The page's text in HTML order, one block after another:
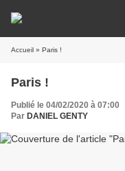
Accueil » Paris !
Paris !
Publié le 04/02/2020 à 07:00
Par DANIEL GENTY